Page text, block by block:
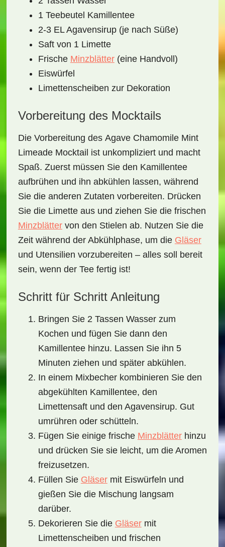
1 Teebeutel Kamillentee
2-3 EL Agavensirup (je nach Süße)
Saft von 1 Limette
Frische Minzblätter(eine Handvoll)
Eiswürfel
Limettenscheiben zur Dekoration
Vorbereitung des Mocktails
Die Vorbereitung des Agave Chamomile Mint
Limeade Mocktail ist unkompliziert und macht
Spaß. Zuerst müssen Sie den Kamillentee
aufbrühen und ihn abkühlen lassen, während
Sie die anderen Zutaten vorbereiten. Drücken
Sie die Limette aus und ziehen Sie die frischen
Minzblättervon den Stielen ab. Nutzen Sie die
Zeit während der Abkühlphase, um die Gläser
und Utensilien vorzubereiten – alles soll bereit
sein, wenn der Tee fertig ist!
Schritt für Schritt Anleitung
Bringen Sie 2 Tassen Wasser zum
Kochen und fügen Sie dann den
Kamillentee hinzu. Lassen Sie ihn 5
Minuten ziehen und später abkühlen.
In einem Mixbecher kombinieren Sie den
abgekühlten Kamillentee, den
Limettensaft und den Agavensirup. Gut
umrühren oder schütteln.
Fügen Sie einige frische Minzblätterhinzu
und drücken Sie sie leicht, um die Aromen
freizusetzen.
Füllen Sie Gläsermit Eiswürfeln und
gießen Sie die Mischung langsam
darüber.
Dekorieren Sie die Gläsermit
Limettenscheiben und frischen